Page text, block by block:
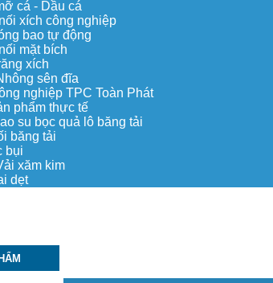
cá - Dầu cá
xích công nghiệp
bao tự động
mặt bích
xích
sên đĩa
nghiệp TPC Toàn Phát
phẩm thực tế
su bọc quả lô băng tải
băng tải
bụi
xăm kim
dẹt